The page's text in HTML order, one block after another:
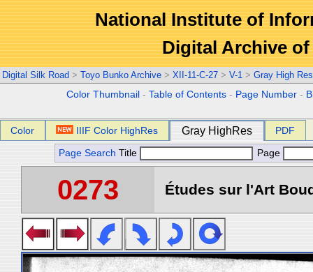
National Institute of
Digital Archive
Digital Silk Road > Toyo Bunko Archive > XII-11-C-27 > V-1 > Gray High
Color Thumbnail -Table of Contents - Page Number -
Color IIIF Color HighRes Gray HighRes PDF
Page Search Title Page
0273 Études sur l'Art